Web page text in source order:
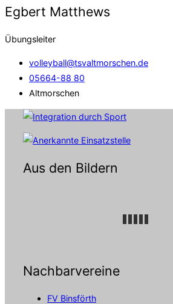
umschalten
Egbert Matthews
Übungsleiter
volleyball@tsvaltmorschen.de
05664-88 80
Altmorschen
Aus den Bildern
Nachbarvereine
FV Binsförth